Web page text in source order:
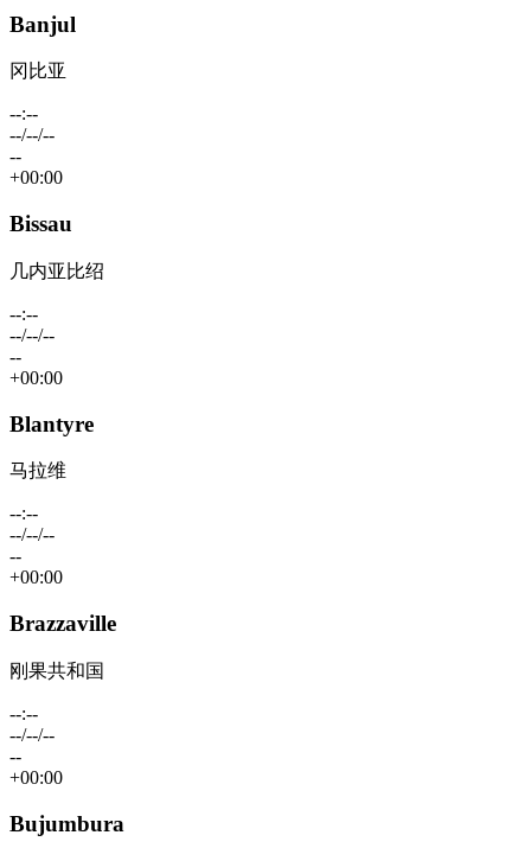
Banjul
冈比亚
--:--
--/--/--
--
+00:00
Bissau
几内亚比绍
--:--
--/--/--
--
+00:00
Blantyre
马拉维
--:--
--/--/--
--
+00:00
Brazzaville
刚果共和国
--:--
--/--/--
--
+00:00
Bujumbura